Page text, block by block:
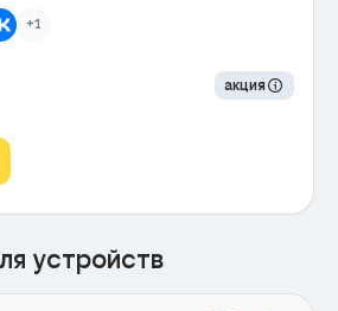
+1
акция
устройств